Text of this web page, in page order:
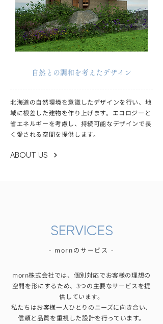
自然との調和を考えたデザイン
北海道の自然環境を意識したデザインを行い、地
域に根差した建物を作り上げます。エコロジーと
省エネルギーを考慮し、持続可能なデザインで長
く愛される空間を提供します。
ABOUT US
SERVICES
- mornのサービス -
morn株式会社では、個別対応でお客様の理想の
空間を形にするため、3つの主要なサービスを提
供しています。
私たちはお客様一人ひとりのニーズに向き合い、
信頼と品質を重視した設計を行っています。